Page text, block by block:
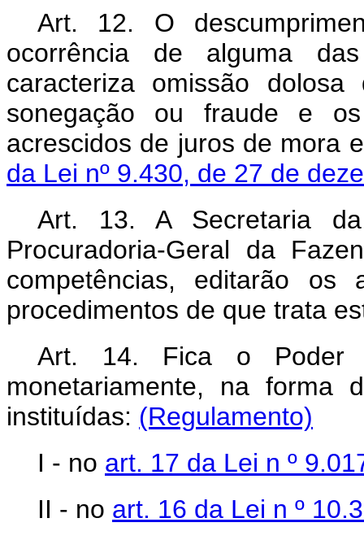
Art. 12. O
ocorrência de alguma
caracteriza omissão
sonegação ou fraude e
acrescidos de juros de mora
da Lei nº 9.430, de 27 de
Art. 13. A Secretaria
Procuradoria-Geral da
competências, editarão os
procedimentos de que trata
Art. 14. Fica o Poder
monetariamente, na forma
instituídas: (Regulamento)
I - no art. 17 da Lei n º
II - no art. 16 da Lei n º